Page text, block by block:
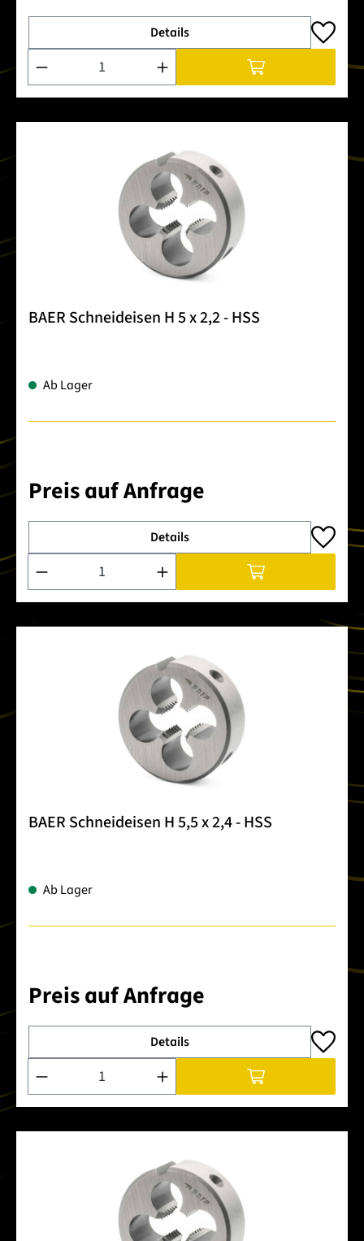
Details
Produkt Anzahl: Gib den gewünschten Wert ein oder
BAER Schneideisen H 5 x 2,2 - HSS
Ab Lager
Preis auf Anfrage
Details
Produkt Anzahl: Gib den gewünschten Wert ein oder
BAER Schneideisen H 5,5 x 2,4 - HSS
Ab Lager
Preis auf Anfrage
Details
Produkt Anzahl: Gib den gewünschten Wert ein oder